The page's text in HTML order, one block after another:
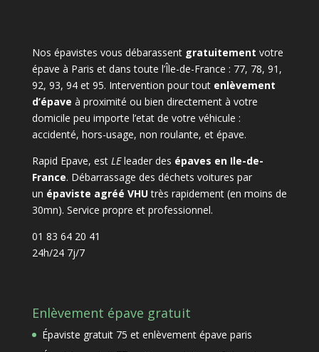
Nos épavistes vous débarassent gratuitement votre
épave à Paris et dans toute l’Île-de-France : 77, 78, 91,
92, 93, 94 et 95. Intervention pour tout enlèvement
d’épave à proximité ou bien directement à votre
domicile peu importe l’etat de votre véhicule :
accidenté, hors-usage, non roulante, et épave.
Rapid Epave, est LEleader des épaves en Ile-de-
France. Débarrassage des déchets voitures par
un épaviste agréé VHUtrès rapidement (en moins de
30mn). Service propre et professionnel.
01 83 64 20 41
24h/24 7j/7
Enlèvement épave gratuit
Épaviste gratuit 75 et enlèvement épave paris